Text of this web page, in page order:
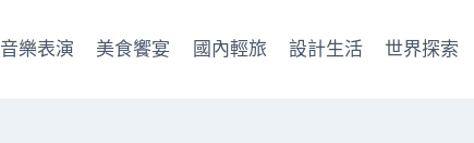
音樂表演 美食饗宴 國內輕旅 設計生活 世界探索